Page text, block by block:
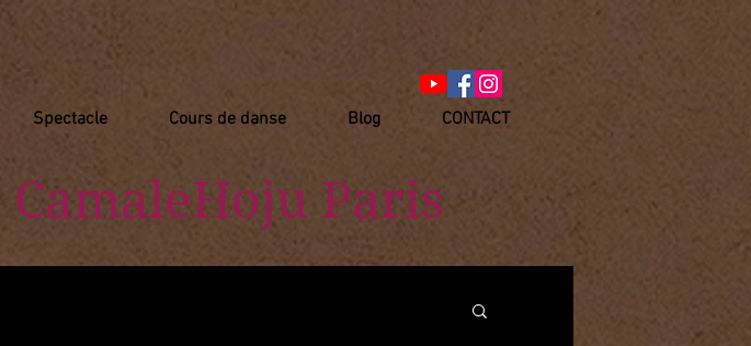
Spectacle Cours de danse Blog CONTACT
​ CamaleHoju Paris